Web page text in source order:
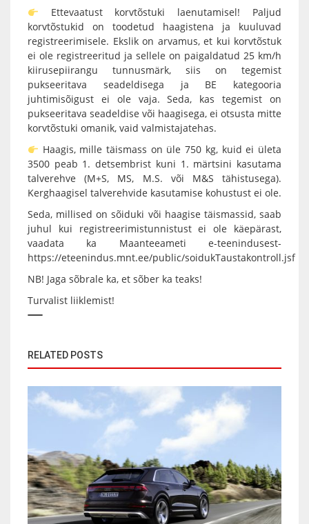
Ettevaatust korvtõstuki laenutamisel! Paljud
korvtõstukid on toodetud haagistena ja kuuluvad
registreerimisele. Ekslik on arvamus, et kui korvtõstuk
ei ole registreeritud ja sellele on paigaldatud 25 km/h
kiirusepiirangu tunnusmärk, siis on tegemist
pukseeritava seadeldisega ja BE kategooria
juhtimisõigust ei ole vaja. Seda, kas tegemist on
pukseeritava seadeldise või haagisega, ei otsusta mitte
korvtõstuki omanik, vaid valmistajatehas.
Haagis, mille täismass on üle 750 kg, kuid ei ületa
3500 peab 1. detsembrist kuni 1. märtsini kasutama
talverehve (M+S, MS, M.S. või M&S tähistusega).
Kerghaagisel talverehvide kasutamise kohustust ei ole.
Seda, millised on sõiduki või haagise täismassid, saab
juhul kui registreerimistunnistust ei ole käepärast,
vaadata ka Maanteeameti e-teenindusest-
https://eteenindus.mnt.ee/public/soidukTaustakontroll.jsf
NB!️ Jaga sõbrale ka, et sõber ka teaks!️
Turvalist liiklemist!️
RELATED POSTS